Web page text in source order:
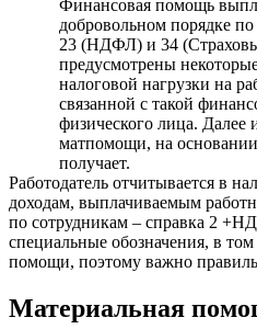
Финансовая помощь
добровольном порядке
23 (НДФЛ) и 34
предусмотрены
налоговой нагрузки на
связанной с такой
физического лица. Далее
матпомощи, на
получает.
Работодатель отчитывается в
доходам, выплачиваемым
по сотрудникам – справка 2
специальные обозначения, в
помощи, поэтому важно
Материальная